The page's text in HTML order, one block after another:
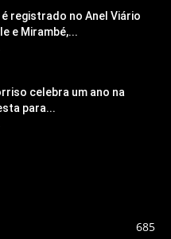
registrado no Anel Viário
e Mirambé,...
celebra um ano na
para...
685